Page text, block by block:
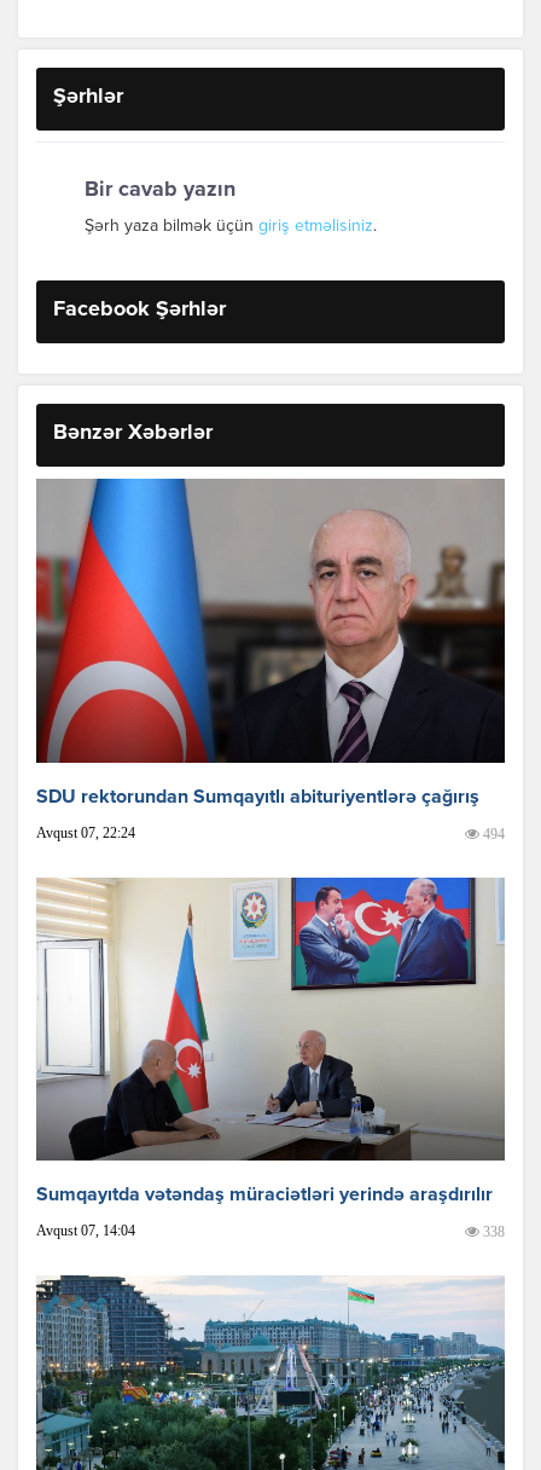
Şərhlər
Bir cavab yazın
Şərh yaza bilmək üçün giriş etməlisiniz.
Facebook Şərhlər
Bənzər Xəbərlər
SDU rektorundan Sumqayıtlı abituriyentlərə çağırış
Avqust 07, 22:24 494
Sumqayıtda vətəndaş müraciətləri yerində araşdırılır
Avqust 07, 14:04 338